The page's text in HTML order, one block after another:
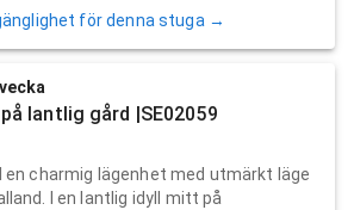
för denna stuga →
lantlig gård |SE02059
charmig lägenhet med utmärkt läge
I en lantlig idyll mitt på